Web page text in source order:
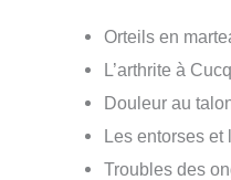
Orteils en
L’arthrite à
Douleur au
Les entorses et
Troubles des